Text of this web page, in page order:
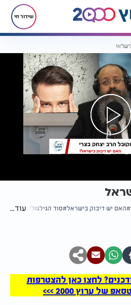
שידור חי
האם יש דיבוק בישראל סוד הגילגוליםעוד...
לחצו כאן להצטרפות
של ערוץ 2000 >>>